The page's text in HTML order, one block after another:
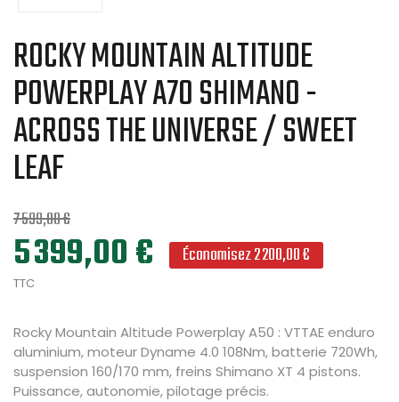
ROCKY MOUNTAIN ALTITUDE
POWERPLAY A70 SHIMANO -
ACROSS THE UNIVERSE / SWEET
LEAF
7 599,00 €
5 399,00 € Économisez 2 200,00 €
TTC
Rocky Mountain Altitude Powerplay A50 : VTTAE enduro
aluminium, moteur Dyname 4.0 108Nm, batterie 720Wh,
suspension 160/170 mm, freins Shimano XT 4 pistons.
Puissance, autonomie, pilotage précis.